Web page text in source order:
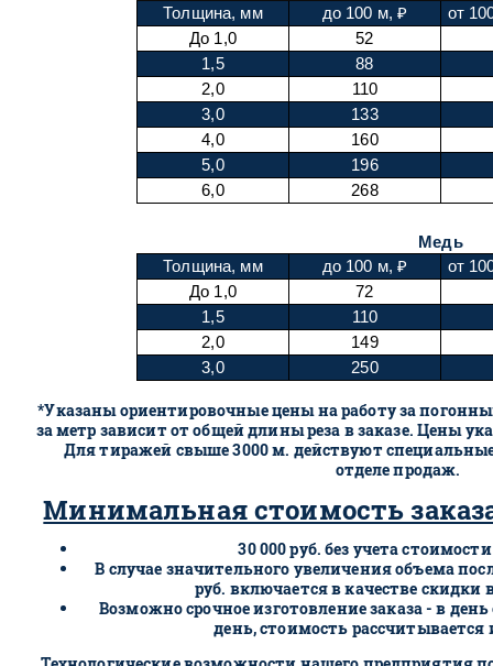
Толщина, мм
до 100 м, ₽
от
До 1,0
52
1,5
88
2,0
110
3,0
133
4,0
160
5,0
196
6,0
268
Медь
Толщина, мм
до 100 м, ₽
от
До 1,0
72
1,5
110
2,0
149
3,0
250
*Указаны ориентировочные цены на работу за
за метр зависит от общей длины реза в заказе. Цены
Для тиражей свыше 3000 м. действуют
отделе продаж.
Минимальная стоимость
30 000 руб. без учета
В случае значительного увеличения объема
руб. включается в качестве скидки
Возможно срочное изготовление заказа - в
день, стоимость